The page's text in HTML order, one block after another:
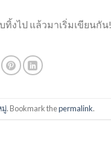
งไป แล้วมาเริ่มเขียนกัน!
มู่. Bookmark thepermalink.